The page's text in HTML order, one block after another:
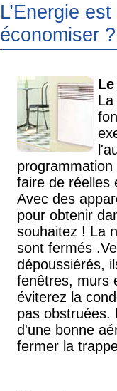
L’Energie
économiser ?
faire de réelles
Avec des
pour obtenir
souhaitez ! La
sont fermés
dépoussiérés,
fenêtres, murs
éviterez la
pas obstruées.
d'une bonne
fermer la